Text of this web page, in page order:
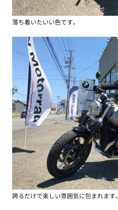
落ち着いたいい色です。
跨るだけで楽しい雰囲気に包まれます。